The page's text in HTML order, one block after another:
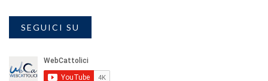
SEGUICI SU